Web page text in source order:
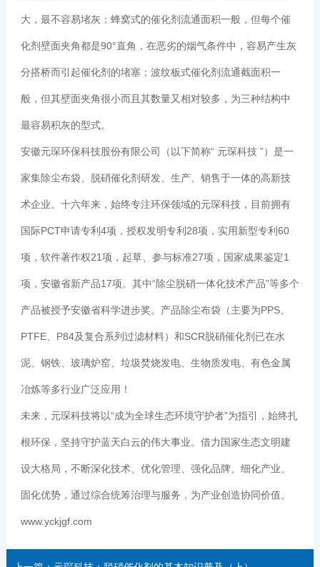
大，最不容易堵灰；蜂窝式的催化剂流通面积一般，但每个催
化剂壁面夹角都是90°直角，在恶劣的烟气条件中，容易产生灰
分搭桥而引起催化剂的堵塞；波纹板式催化剂流通截面积一
般，但其壁面夹角很小而且其数量又相对较多，为三种结构中
最容易积灰的型式。
安徽元琛环保科技股份有限公司（以下简称“ 元琛科技 ”）是一
家集除尘布袋、脱硝催化剂研发、生产、销售于一体的高新技
术企业。十六年来，始终专注环保领域的元琛科技，目前拥有
国际PCT申请专利4项，授权发明专利28项，实用新型专利60
项，软件著作权21项，起草、参与标准27项，国家成果鉴定1
项，安徽省新产品17项。其中“除尘脱硝一体化技术产品”等多个
产品被授予安徽省科学进步奖。产品除尘布袋（主要为PPS、
PTFE、P84及复合系列过滤材料）和SCR脱硝催化剂已在水
泥、钢铁、玻璃炉窑、垃圾焚烧发电、生物质发电、有色金属
冶炼等多行业广泛应用！
未来，元琛科技将以“成为全球生态环境守护者”为指引，始终扎
根环保，坚持守护蓝天白云的伟大事业。借力国家生态文明建
设大格局，不断深化技术、优化管理、强化品牌、细化产业、
固化优势，通过综合统筹治理与服务，为产业创造协同价值。
www.yckjgf.com